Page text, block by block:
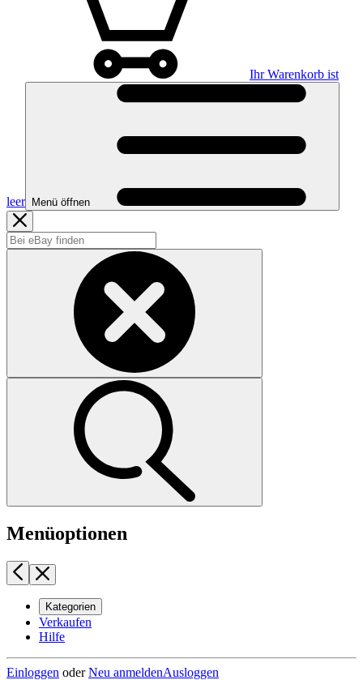
Ihr Warenkorb ist
leer Menü öffnen
Menüoptionen
Kategorien
Verkaufen
Hilfe
Einloggen oderNeu anmeldenAusloggen